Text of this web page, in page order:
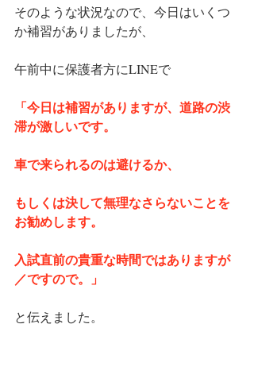
そのような状況なので、今日はいくつ
か補習がありましたが、
午前中に保護者方にLINEで
「今日は補習がありますが、道路の渋
滞が激しいです。
車で来られるのは避けるか、
もしくは決して無理なさらないことを
お勧めします。
入試直前の貴重な時間ではありますが
／ですので。」
と伝えました。